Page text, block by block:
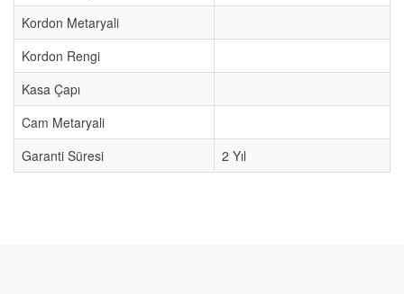
Kordon Metaryali
Kordon Rengi
Kasa Çapı
Cam Metaryali
Garanti Süresi
2 Yıl